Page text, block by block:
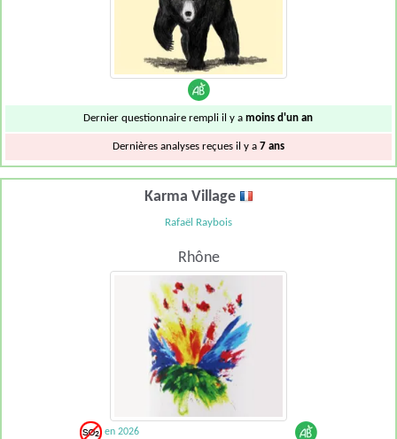
Dernier questionnaire rempli il y amoins d'un an
Dernières analyses reçues il y a 7 ans
Karma Village
Rafaël Raybois
Rhône
en 2026